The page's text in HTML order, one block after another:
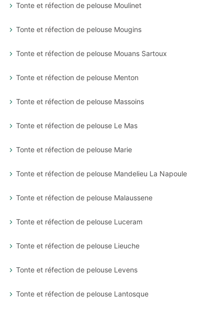
Tonte et réfection de pelouse Moulinet
Tonte et réfection de pelouse Mougins
Tonte et réfection de pelouse Mouans Sartoux
Tonte et réfection de pelouse Menton
Tonte et réfection de pelouse Massoins
Tonte et réfection de pelouse Le Mas
Tonte et réfection de pelouse Marie
Tonte et réfection de pelouse Mandelieu La Napoule
Tonte et réfection de pelouse Malaussene
Tonte et réfection de pelouse Luceram
Tonte et réfection de pelouse Lieuche
Tonte et réfection de pelouse Levens
Tonte et réfection de pelouse Lantosque